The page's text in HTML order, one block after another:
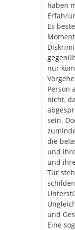
haben
Es
nur
Person
nicht,
sein.
die
und
und
Tür
und
Eine